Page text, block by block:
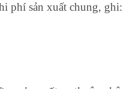
phí sản xuất chung, ghi: